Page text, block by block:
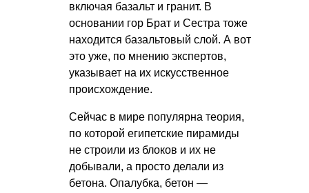
включая базальт и гранит. В
основании гор Брат и Сестра тоже
находится базальтовый слой. А вот
это уже, по мнению экспертов,
указывает на их искусственное
происхождение.
Сейчас в мире популярна теория,
по которой египетские пирамиды
не строили из блоков и их не
добывали, а просто делали из
бетона. Опалубка, бетон —